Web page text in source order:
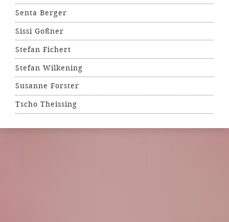
Senta Berger
Sissi Goßner
Stefan Fichert
Stefan Wilkening
Susanne Forster
Tscho Theissing